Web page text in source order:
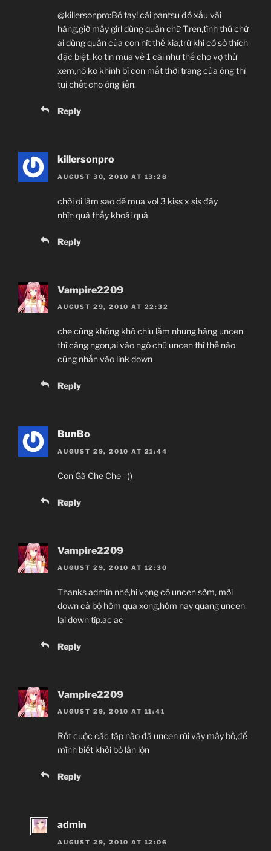
@killersonpro:Bó tay! cái pantsu đó xấu vãi
hàng,giờ mấy girl dùng quần chữ T,ren,tình thú chứ
ai dùng quần của con nít thế kia,trừ khi có sở thích
đặc biệt. ko tin mua về 1 cái như thế cho vợ thử
xem,nó ko khinh bỉ con mắt thời trang của ông thì
tui chết cho ông liền.
Reply
killersonpro
AUGUST 30, 2010 AT 13:28
chời ơi làm sao dể mua vol 3 kiss x sis đây
nhìn quà thấy khoái quá
Reply
Vampire2209
AUGUST 29, 2010 AT 22:32
che cũng không khó chiu lắm nhưng hàng uncen
thì càng ngon,ai vào ngó chữ uncen thì thế nào
cũng nhấn vào link down
Reply
BunBo
AUGUST 29, 2010 AT 21:44
Con Gà Che Che =))
Reply
Vampire2209
AUGUST 29, 2010 AT 12:30
Thanks admin nhé,hi vọng có uncen sớm, mới
down cả bộ hôm qua xong,hôm nay quang uncen
lại down típ.ac ac
Reply
Vampire2209
AUGUST 29, 2010 AT 11:41
Rốt cuộc các tập nào đã uncen rùi vậy mấy bồ,để
mình biết khỏi bỏ lẫn lộn
Reply
admin
AUGUST 29, 2010 AT 12:06